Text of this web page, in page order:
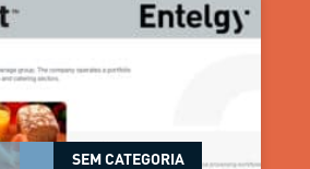
SEM CATEGORIA